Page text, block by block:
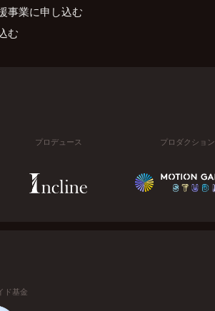
事業に申し込む
む
プロデュース プロダクション
ド基金